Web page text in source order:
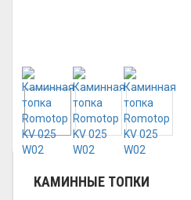
КАМИННЫЕ ТОПКИ